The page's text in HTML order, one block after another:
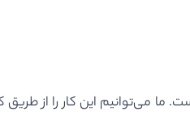
می‌توانیم این کار را از طریق